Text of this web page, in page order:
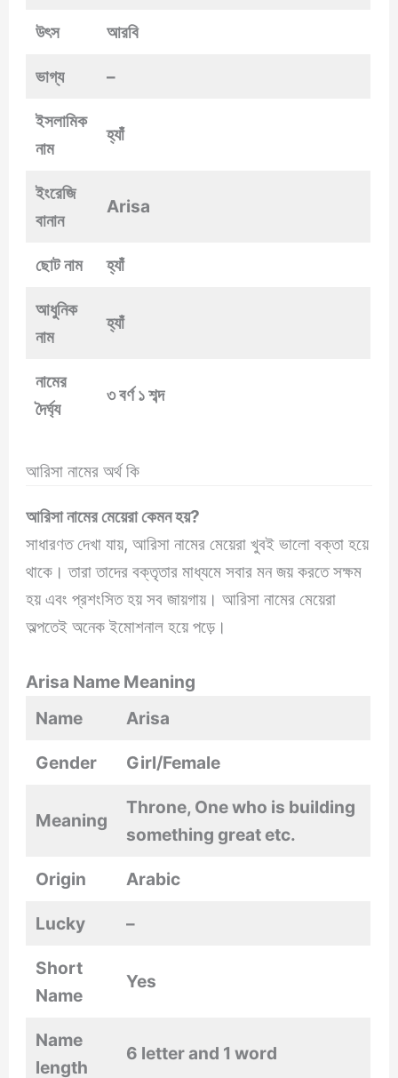
উৎস আরবি
ভাগ্য –
ইসলামিক
নাম
হ্যাঁ
ইংরেজি
বানান
Arisa
ছোট নাম হ্যাঁ
আধুনিক
নাম
হ্যাঁ
নামের
দৈর্ঘ্য
৩ বর্ণ ১ শব্দ
আরিসা নামের অর্থ কি
আরিসানামের মেয়েরা কেমন হয়?
সাধারণত দেখা যায়, আরিসা নামের মেয়েরা খুবই ভালো বক্তা হয়ে
থাকে। তারা তাদের বক্তৃতার মাধ্যমে সবার মন জয় করতে সক্ষম
হয় এবং প্রশংসিত হয় সব জায়গায়। আরিসা নামের মেয়েরা
অল্পতেই অনেক ইমোশনাল হয়ে পড়ে।
Arisa Name Meaning
Name
Arisa
Gender Girl/Female
Meaning
Throne, One who is building
something great etc.
Origin Arabic
Lucky –
Short
Name
Yes
Name
length
6 letter and 1 word